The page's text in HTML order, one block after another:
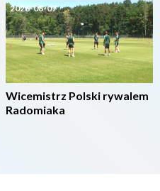
2026-08-07
Wicemistrz Polski rywalem
Radomiaka